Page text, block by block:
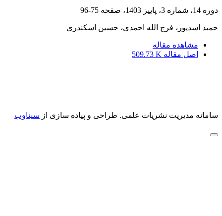
دوره 14، شماره 3، پاییز 1403، صفحه 75-96
حمید اسدپور، فرج الله احمدی، حسین اسکندری
مشاهده مقاله
اصل مقاله 509.73 K
سامانه مدیریت نشریات علمی. طراحی و پیاده سازی از سیناوب